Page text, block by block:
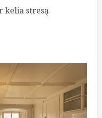
kelia stresą